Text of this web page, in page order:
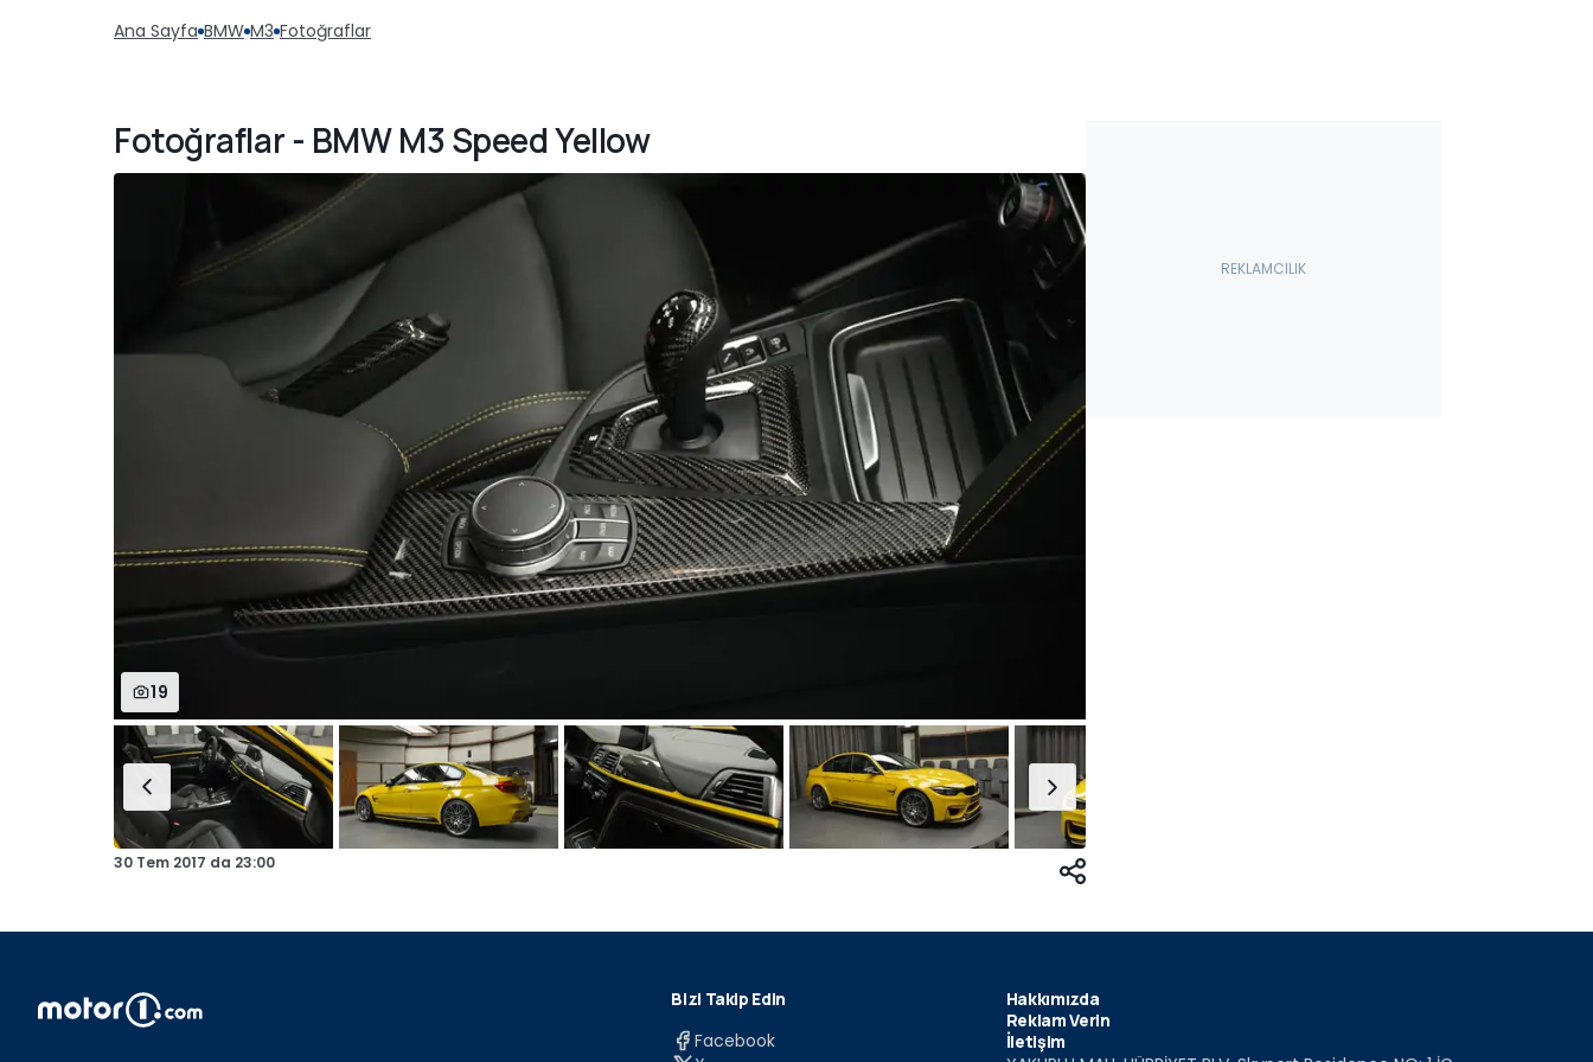
Ana Sayfa BMW M3 Fotoğraflar
Fotoğraflar - BMW M3 Speed Yellow
19
30 Tem 2017 da 23:00
Bizi Takip Edin
Facebook
Hakkımızda
Reklam Verin
İletişim